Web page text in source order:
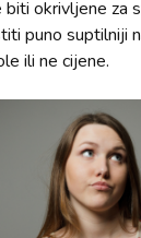
biti okrivljene za
puno suptilniji
ili ne cijene.